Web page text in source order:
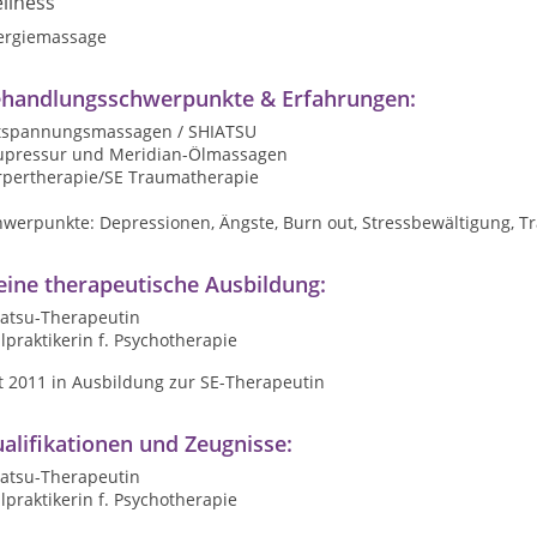
& Erfahrungen:
/ SHIATSU
und Meridian-Ölmassagen
SE Traumatherapie
Depressionen, Ängste, Burn out, Stressbewältigung,
therapeutische Ausbildung:
Therapeutin
f. Psychotherapie
2011 in Ausbildung zur SE-Therapeutin
und Zeugnisse:
Therapeutin
f. Psychotherapie